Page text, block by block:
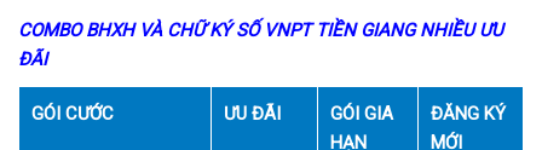
COMBO BHXH VÀ CHỮ KÝ SỐ VNPT TIỀN GIANG NHIỀU ƯU
ĐÃI
GÓI CƯỚC ƯU ĐÃI
GÓI GIA
HẠN
ĐĂNG KÝ
MỚI